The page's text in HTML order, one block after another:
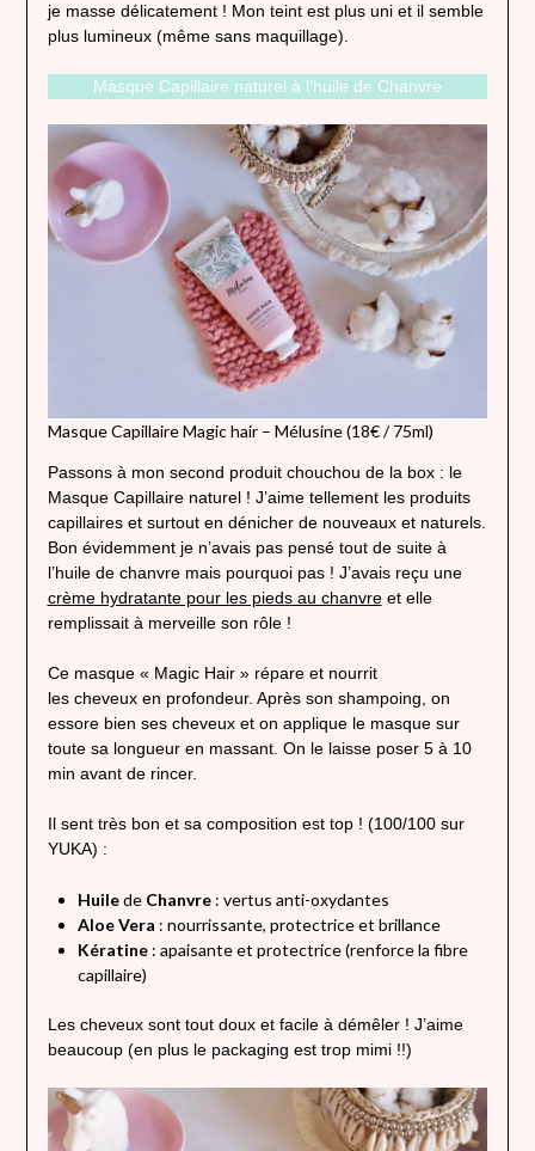
je masse délicatement ! Mon teint est plus uni et il semble
plus lumineux (même sans maquillage).
Masque Capillaire naturel à l’huile de Chanvre
Masque Capillaire Magic hair – Mélusine (18€ / 75ml)
Passons à mon second produit chouchou de la box : le
Masque Capillaire naturel ! J’aime tellement les produits
capillaires et surtout en dénicher de nouveaux et naturels.
Bon évidemment je n’avais pas pensé tout de suite à
l’huile de chanvre mais pourquoi pas ! J’avais reçu une
crème hydratante pour les pieds au chanvreet elle
remplissait à merveille son rôle !
Ce masque « Magic Hair » répare et nourrit
les cheveux en profondeur. Après son shampoing, on
essore bien ses cheveux et on applique le masque sur
toute sa longueur en massant. On le laisse poser 5 à 10
min avant de rincer.
Il sent très bon et sa composition est top ! (100/100 sur
YUKA) :
Huilede Chanvre: vertus anti-oxydantes
Aloe Vera : nourrissante, protectrice et brillance
Kératine: apaisante et protectrice (renforce la fibre
capillaire)
Les cheveux sont tout doux et facile à démêler ! J’aime
beaucoup (en plus le packaging est trop mimi !!)